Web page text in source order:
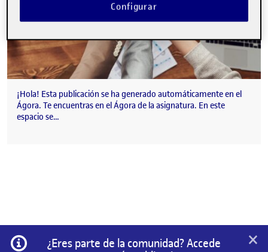
¡Hola! Esta publicación se ha generado automáticamente en el
Ágora. Te encuentras en el Ágora de la asignatura. En este
espacio se…
Información
¿Eres parte de la comunidad? Accede
×
Configurar